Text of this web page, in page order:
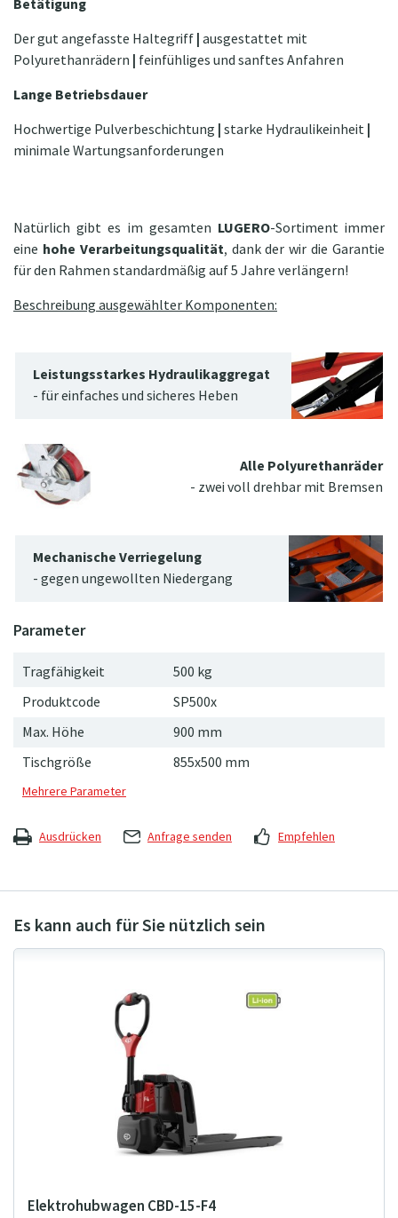
Betätigung
Der gut angefasste Haltegriff|ausgestattet mit
Polyurethanrädern | feinfühliges und sanftes Anfahren
Lange Betriebsdauer
Hochwertige Pulverbeschichtung |starke Hydraulikeinheit |
minimale Wartungsanforderungen
Natürlich gibt es im gesamten LUGERO-Sortiment immer
eine hohe Verarbeitungsqualität, dank der wir die Garantie
für den Rahmen standardmäßig auf 5 Jahre verlängern!
Beschreibung ausgewählter Komponenten:
Leistungsstarkes Hydraulikaggregat
- für einfaches und sicheres Heben
Alle Polyurethanräder
- zwei voll drehbar mit Bremsen
Mechanische Verriegelung
- gegen ungewollten Niedergang
Tragfähigkeit
500 kg
Produktcode
SP500x
Max. Höhe
900 mm
Tischgröße
855x500 mm
Ausdrücken Anfrage senden Empfehlen
Elektrohubwagen CBD-15-F4